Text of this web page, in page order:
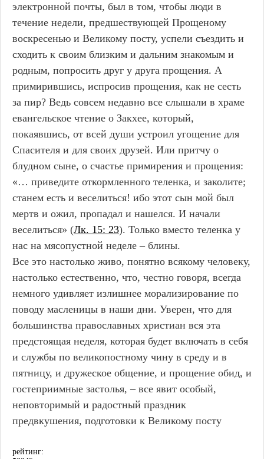
электронной почты, был в том, чтобы люди в
течение недели, предшествующей Прощеному
воскресенью и Великому посту, успели съездить и
сходить к своим близким и дальним знакомым и
родным, попросить друг у друга прощения. А
примирившись, испросив прощения, как не сесть
за пир? Ведь совсем недавно все слышали в храме
евангельское чтение о Закхее, который,
покаявшись, от всей души устроил угощение для
Спасителя и для своих друзей. Или притчу о
блудном сыне, о счастье примирения и прощения:
«… приведите откормленного теленка, и заколите;
станем есть и веселиться! ибо этот сын мой был
мертв и ожил, пропадал и нашелся. И начали
веселиться» (Лк. 15: 23). Только вместо теленка у
нас на мясопустной неделе – блины.
Все это настолько живо, понятно всякому человеку,
настолько естественно, что, честно говоря, всегда
немного удивляет излишнее морализирование по
поводу масленицы в наши дни. Уверен, что для
большинства православных христиан вся эта
предстоящая неделя, которая будет включать в себя
и службы по великопостному чину в среду и в
пятницу, и дружеское общение, и прощение обид, и
гостеприимные застолья, – все явит особый,
неповторимый и радостный праздник
предвкушения, подготовки к Великому посту
рейтинг: